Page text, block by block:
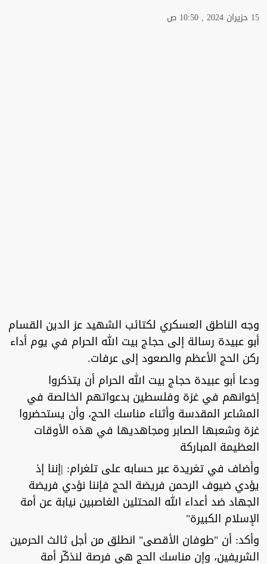
15 حزيران 2024 , 10:50 ص
وجه الناطق العسكري لكتائب الشهيد عز الدين القسام
أبو عبيدة رسالة إلى حجاج بيت الله الحرام في يوم أداء
ركن الحج الأعظم والصعود إلى عرفات.
ودعا أبو عبيدة حجاج بيت الله الحرام أن يتذكروا
إخوانهم في غزة وفلسطين بدعواتهم الخالصة في
المشاعر المقدسة وأثناء مناسك الحج، وأن يستحضروا
غزة وشعبها الصابر ومجاهديها في هذه الأوقات
العظيمة المباركة
وأضاف في تغريدة عبر حسابه على تلغرام: |إننا إذ
يؤدي ضيوف الرحمن فريضة الحج فإننا نؤدي فريضة
الجهاد ضد أعداء الله المحتلين الغاصبين نيابة عن أمة
الإسلام الكبيرة"
وأكد: أن "طوفان الأقصى" انطلق من أجل ثالث الحرمين
الشريفين، وإن مناسك الحج هي فرصة لنذكّر أمة